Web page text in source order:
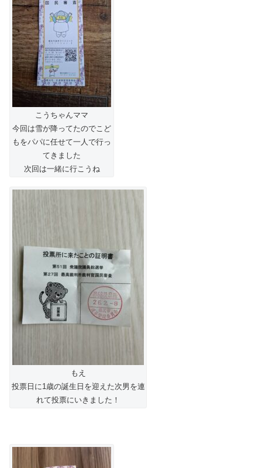
こうちゃんママ
今回は雪が降ってたのでこど
もをパパに任せて一人で行っ
てきました
次回は一緒に行こうね
もえ
投票日に1歳の誕生日を迎えた次男を連
れて投票にいきました！